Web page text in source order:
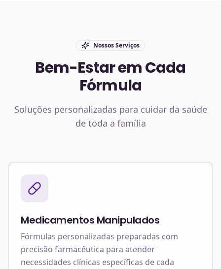
Nossos Serviços
Bem-Estar em Cada
Fórmula
Soluções personalizadas para cuidar da saúde
de toda a família
Medicamentos Manipulados
Fórmulas personalizadas preparadas com
precisão farmacêutica para atender
necessidades clínicas específicas de cada